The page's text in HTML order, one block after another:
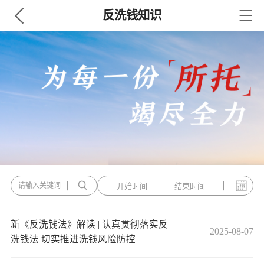
反洗钱知识
开始时间 - 结束时间
新《反洗钱法》解读 | 认真贯彻落实反
洗钱法 切实推进洗钱风险防控
2025-08-07